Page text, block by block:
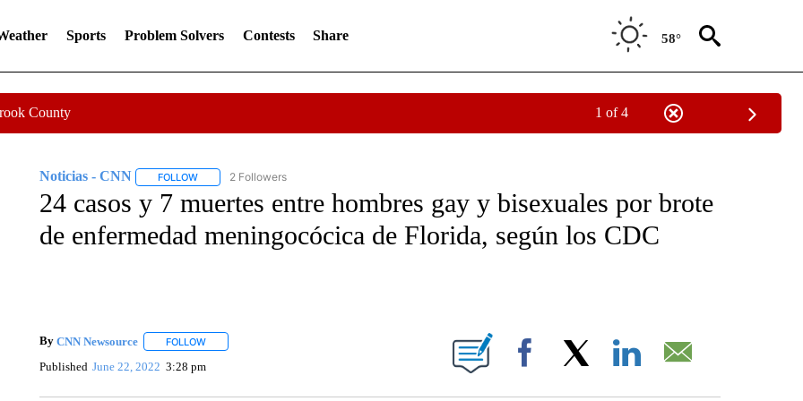
Sports Problem Solvers Contests Share 58°
County 1 of 4
Noticias - CNN FOLLOWFOLLOW "NOTICIAS - CNN" TO RECEIVE NOTIFICATIONS ABOUT NEW PAGES ON "NOTICIAS - CNN".
2 Followers
24 casos y 7 muertes entre hombres gay y bisexuales por brote
de enfermedad meningocócica de Florida, según los CDC
By CNN Newsource FOLLOWFOLLOW "" TO RECEIVE NOTIFICATIONS ABOUT NEW PAGES ON "".
Published June 22, 2022 3:28 pm Facebook